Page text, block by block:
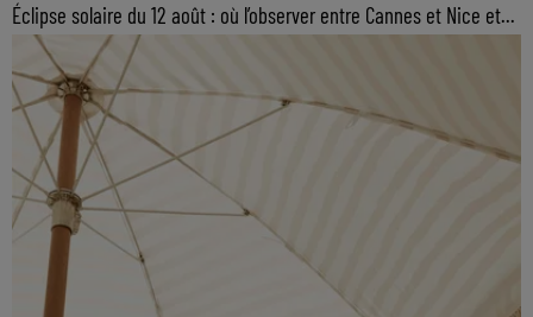
Éclipse solaire du 12 août : où l’observer entre Cannes et Nice et...